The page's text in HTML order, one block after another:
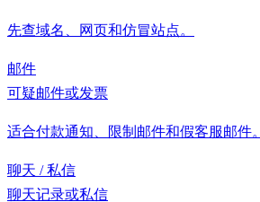
先查域名、网页和仿冒站点。
邮件
可疑邮件或发票
适合付款通知、限制邮件和假客服邮件。
聊天 / 私信
聊天记录或私信